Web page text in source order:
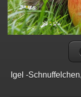
Igel -